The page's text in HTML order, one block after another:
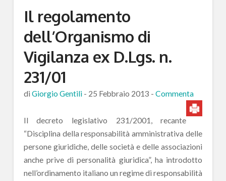
Il regolamento
dell’Organismo di
Vigilanza ex D.Lgs. n.
231/01
di Giorgio Gentili- 25 Febbraio 2013 - Commenta
Il decreto legislativo 231/2001, recante
“Disciplina della responsabilità amministrativa delle
persone giuridiche, delle società e delle associazioni
anche prive di personalità giuridica”, ha introdotto
nell’ordinamento italiano un regime di responsabilità